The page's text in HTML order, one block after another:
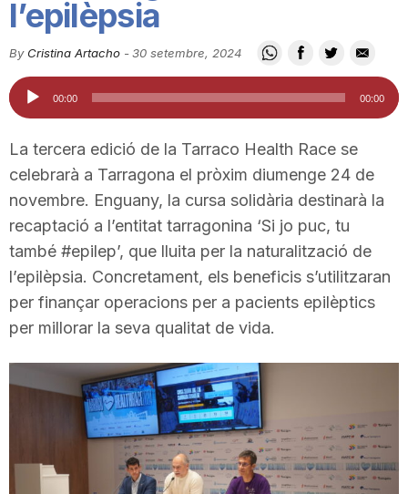
i
u
a
t
d
l’epilèpsia
By Cristina Artacho -30 setembre, 2024
Reproductor
d'àudio
00:00 00:00
La tercera edició de la Tarraco Health Race se
celebrarà a Tarragona el pròxim diumenge 24 de
novembre. Enguany, la cursa solidària destinarà la
recaptació a l’entitat tarragonina ‘Si jo puc, tu
també #epilep’, que lluita per la naturalització de
l’epilèpsia. Concretament, els beneficis s’utilitzaran
per finançar operacions per a pacients epilèptics
per millorar la seva qualitat de vida.